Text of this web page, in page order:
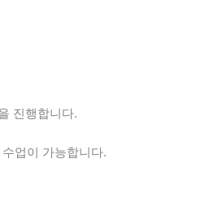
진행합니다.
업이 가능합니다.